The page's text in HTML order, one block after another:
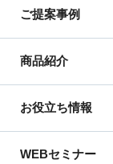
ご提案事例
商品紹介
お役立ち情報
WEBセミナー